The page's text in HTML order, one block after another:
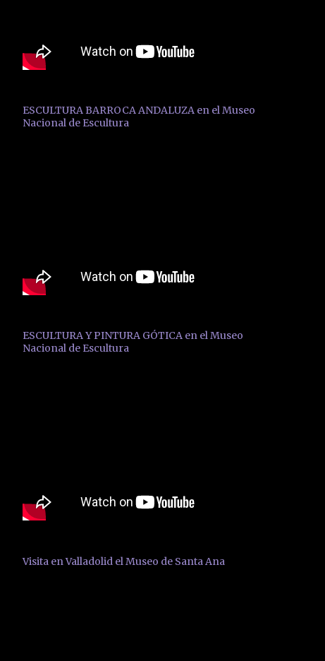
ESCULTURA BARROCA ANDALUZA en el Museo
Nacional de Escultura
ESCULTURA Y PINTURA GÓTICA en el Museo
Nacional de Escultura
Visita en Valladolid el Museo de Santa Ana